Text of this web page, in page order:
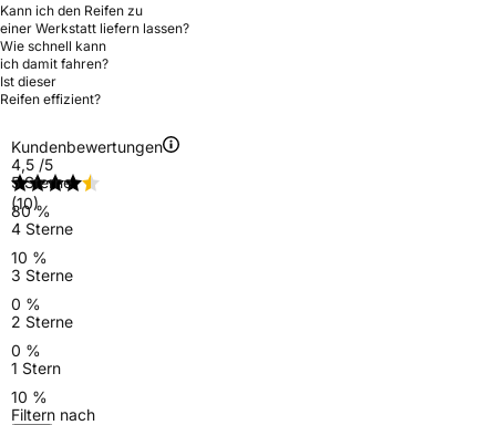
Kann ich den Reifen zu
einer Werkstatt liefern lassen?
Wie schnell kann
ich damit fahren?
Ist dieser
Reifen effizient?
Kundenbewertungen
4,5 /5
(10)
5 Sterne
80 %
4 Sterne
10 %
3 Sterne
0 %
2 Sterne
0 %
1 Stern
10 %
Filtern nach